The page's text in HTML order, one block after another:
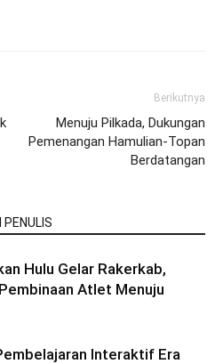
Berikutnya
Menuju Pilkada, Dukungan
Pemenangan Hamulian-Topan
Berdatangan
PENULIS
Hulu Gelar Rakerkab,
Atlet Menuju
Interaktif Era